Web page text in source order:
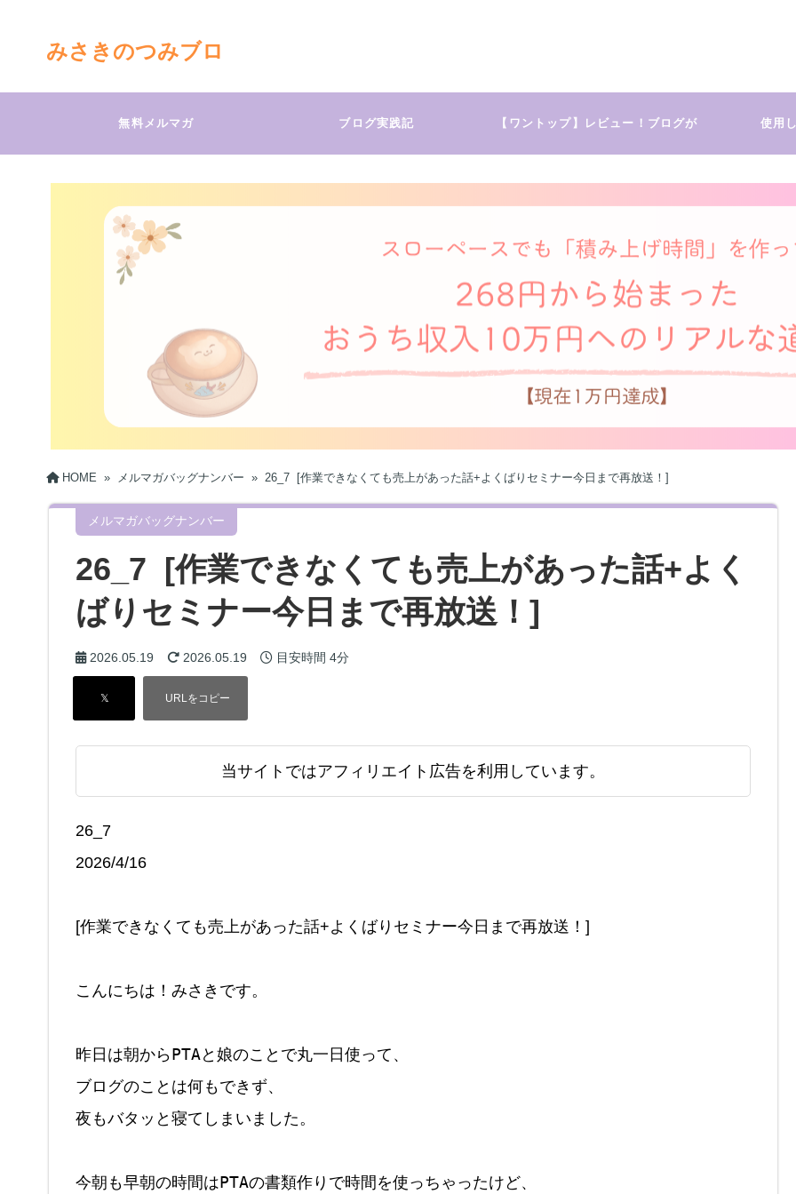
みさきのつみブロ
無料メルマガ ブログ実践記 【ワントップ】レビュー！ブログが
未経験の私でも1記事目から報酬を
得られた理由
使用
HOME » メルマガバッグナンバー » 26_7 [作業できなくても売上があった話+よくばりセミナー今日まで再放送！]
メルマガバッグナンバー
26_7 [作業できなくても売上があった話+よく
ばりセミナー今日まで再放送！]
2026.05.19 2026.05.19 目安時間 4分
当サイトではアフィリエイト広告を利用しています。
26_7
2026/4/16
[作業できなくても売上があった話+よくばりセミナー今日まで再放送！]
こんにちは！みさきです。
昨日は朝からPTAと娘のことで丸一日使って、
ブログのことは何もできず、
夜もバタッと寝てしまいました。
今朝も早朝の時間はPTAの書類作りで時間を使っちゃったけど、